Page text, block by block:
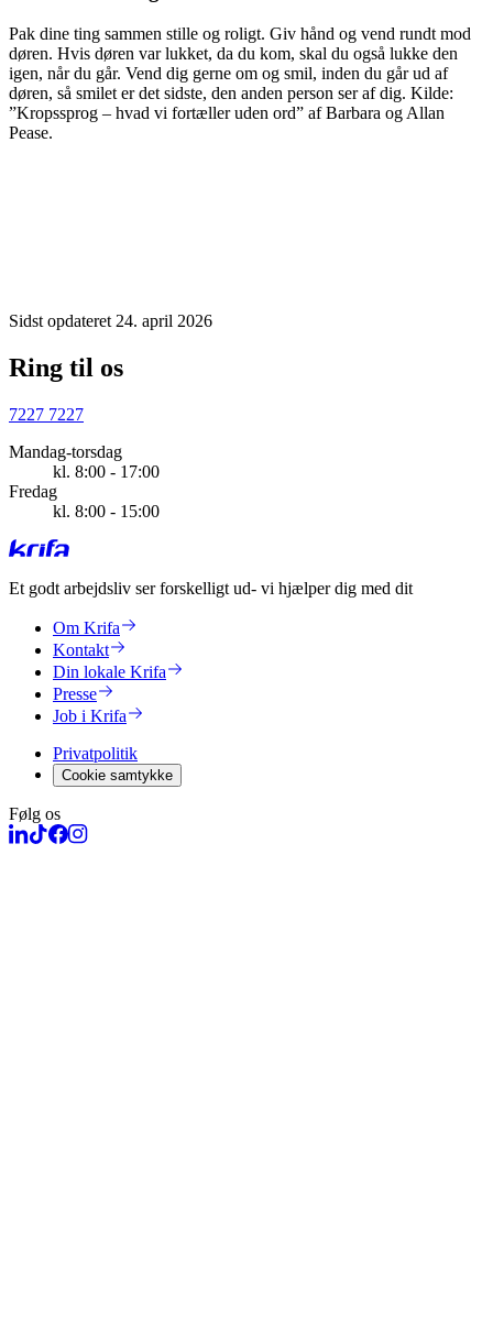
Pak dine ting sammen stille og roligt. Giv hånd og vend rundt mod
døren. Hvis døren var lukket, da du kom, skal du også lukke den
igen, når du går. Vend dig gerne om og smil, inden du går ud af
døren, så smilet er det sidste, den anden person ser af dig. Kilde:
”Kropssprog – hvad vi fortæller uden ord” af Barbara og Allan
Pease.
Sidst opdateret 24. april 2026
Ring til os
7227 7227
Mandag-torsdag
kl. 8:00 - 17:00
Fredag
kl. 8:00 - 15:00
Et godt arbejdsliv ser forskelligt ud- vi hjælper dig med dit
Om Krifa
Kontakt
Din lokale Krifa
Presse
Job i Krifa
Privatpolitik
Cookie samtykke
Følg os